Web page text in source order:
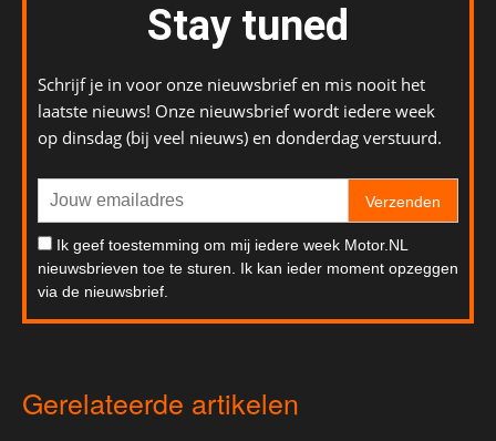
Stay tuned
Schrijf je in voor onze nieuwsbrief en mis nooit het
laatste nieuws! Onze nieuwsbrief wordt iedere week
op dinsdag (bij veel nieuws) en donderdag verstuurd.
Verzenden
Ik geef toestemming om mij iedere week Motor.NL
nieuwsbrieven toe te sturen. Ik kan ieder moment opzeggen
via de nieuwsbrief.
Gerelateerde artikelen